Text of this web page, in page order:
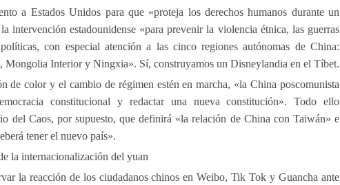
a Estados Unidos para que «proteja los derechos humanos durante un
intervención estadounidense «para prevenir la violencia étnica, las guerras
con especial atención a las cinco regiones autónomas de China:
Interior y Ningxia». Sí, construyamos un Disneylandia en el Tíbet.
de color y el cambio de régimen estén en marcha, «la China poscomunista
constitucional y redactar una nueva constitución». Todo ello
del Caos, por supuesto, que definirá «la relación de China con Taiwán» e
tener el nuevo país».
la internacionalización del yuan
la reacción de los ciudadanos chinos en Weibo, Tik Tok y Guancha ante